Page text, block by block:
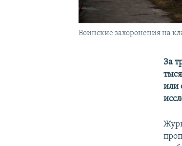
Воинские захоронения на
За
или